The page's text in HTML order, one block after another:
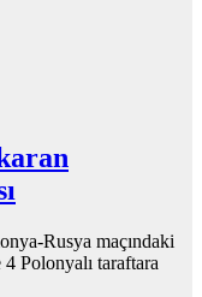
Rusya maçındaki
Polonyalı taraftara